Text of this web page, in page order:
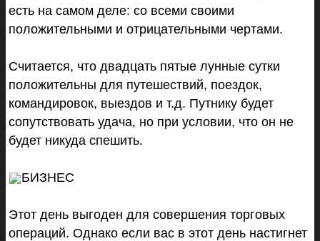
есть на самом деле: со всеми своими
положительными и отрицательными чертами.
Считается, что двадцать пятые лунные сутки
положительны для путешествий, поездок,
командировок, выездов и т.д. Путнику будет
сопутствовать удача, но при условии, что он не
будет никуда спешить.
БИЗНЕС
Этот день выгоден для совершения торговых
операций. Однако если вас в этот день настигнет